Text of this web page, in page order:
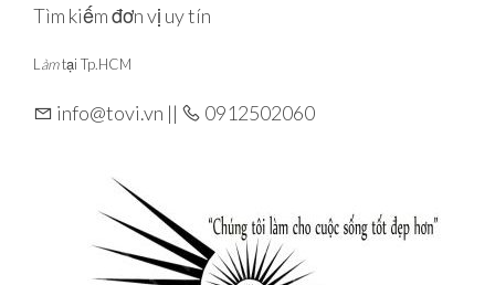
Skip
content
Tìm kiếm đơn vị uy tín
L àmtại Tp.HCM
info@tovi.vn || 0912502060